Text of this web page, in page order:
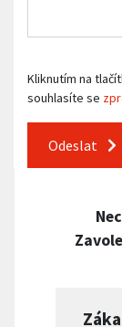
Kliknutím na
souhlasíte se
Odeslat